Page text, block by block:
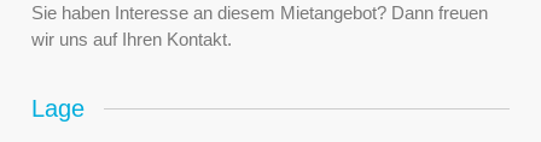
Sie haben Interesse an diesem Mietangebot? Dann freuen
wir uns auf Ihren Kontakt.
Lage